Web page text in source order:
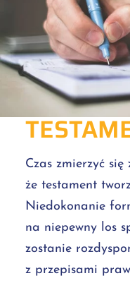
Czas zmierzyć się
że testament
Niedokonanie
na niepewny los
zostanie
z przepisami